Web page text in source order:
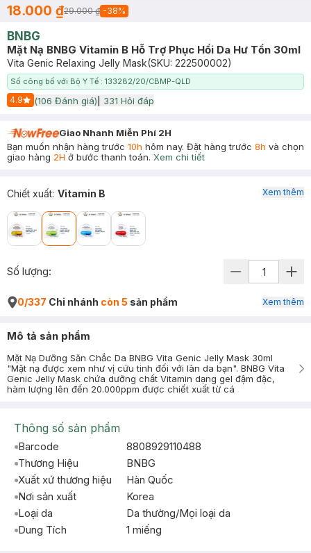
18.000 ₫29.000 ₫ -38%
BNBG
Mặt Nạ BNBG Vitamin B Hỗ Trợ Phục Hồi Da Hư Tổn 30ml
Vita Genic Relaxing Jelly Mask(SKU: 222500002)
Số công bố với Bộ Y Tế : 133282/20/CBMP-QLD
4.9
Start Icon
(106 Đánh giá) 331 Hỏi đáp
Giao Nhanh Miễn Phí 2H
Bạn muốn nhận hàng trước 10h hôm nay. Đặt hàng trước 8h và chọn
giao hàng 2H ở bước thanh toán. Xem chi tiết
Chiết xuất: Vitamin B Xem thêm
Số lượng:
0/337 Chi nhánh còn 5 sản phẩm Xem thêm
Mô tả sản phẩm
Mặt Nạ Dưỡng Săn Chắc Da BNBG Vita Genic Jelly Mask 30ml
"Mặt nạ được xem như vị cứu tinh đối với làn da bạn". BNBG Vita
Genic Jelly Mask chứa dưỡng chất Vitamin dạng gel đậm đặc,
hàm lượng lên đến 20.000ppm được chiết xuất từ cá
Thông số sản phẩm
Barcode
8808929110488
Thương Hiệu
BNBG
Xuất xứ thương hiệu
Hàn Quốc
Nơi sản xuất
Korea
Loại da
Da thường/Mọi loại da
Dung Tích
1 miếng